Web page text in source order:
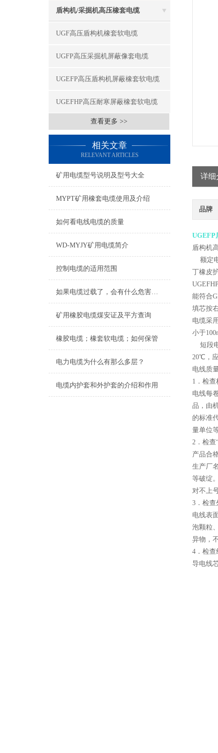
盾构机/采掘机高压橡套电缆
UGF高压盾构机橡套软电缆
UGFP高压采掘机屏蔽像套电缆
UGEFP高压盾构机屏蔽橡套软电缆
UGEFHP高压耐寒屏蔽橡套软电缆
查看更多 >>
相关文章
RELEVANT ARTICLES
矿用电缆型号说明及型号大全
MYPT矿用橡套电缆使用及介绍
如何看电线电缆的质量
WD-MYJY矿用电缆简介
控制电缆的适用范围
如果电缆过载了，会有什么危害吗？
矿用橡胶电缆煤安证及平方查询
橡胶电缆；橡套软电缆；如何保管
电力电缆为什么有那么多层？
电缆内护套和外护套的介绍和作用
详细
品牌
UGEFP
盾构机
额定电
丁橡皮
能符合
填芯按
电缆采
小于
短段
20℃，
电线质
1．检查
电线每
品，由
的标准
量单位
2．检查
产品合
生产厂
等破绽
对不上
3．检查
电线表
泡颗粒
异物，
4．检查
导电线